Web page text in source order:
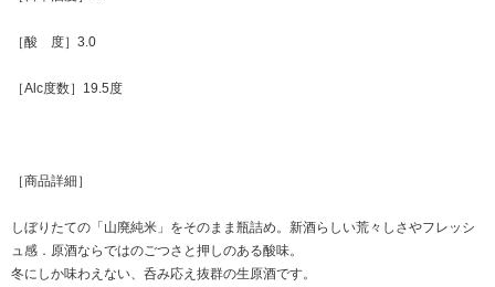
［酸 度］3.0
［Alc度数］19.5度
［商品詳細］
しぼりたての「山廃純米」をそのまま瓶詰め。新酒らしい荒々しさやフレッシ
ュ感．原酒ならではのごつさと押しのある酸味。
冬にしか味わえない、呑み応え抜群の生原酒です。